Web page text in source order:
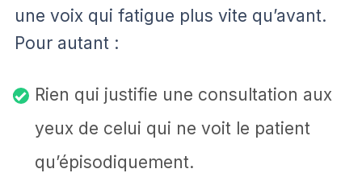
une voix qui fatigue plus vite qu’avant.
Pour autant :
Rien qui justifie une consultation aux
yeux de celui qui ne voit le patient
qu’épisodiquement.